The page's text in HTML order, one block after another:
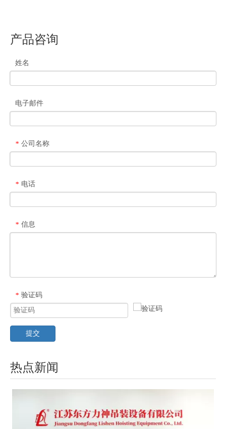
产品咨询
姓名
电子邮件
* 公司名称
* 电话
* 信息
* 验证码
提交
热点新闻